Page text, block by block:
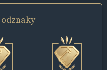
odznaky